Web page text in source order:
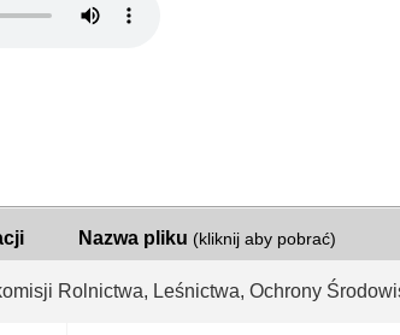
Nazwa pliku (kliknij aby pobrać)
Rolnictwa, Leśnictwa, Ochrony